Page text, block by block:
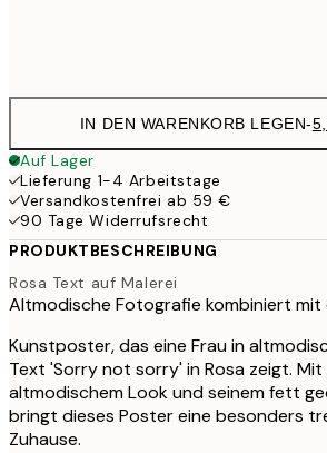
IN DEN WARENKORB LEGEN-
Auf Lager
Lieferung 1-4 Arbeitstage
Versandkostenfrei ab 59 €
90 Tage Widerrufsrecht
PRODUKTBESCHREIBUNG
Rosa Text auf Malerei
Altmodische Fotografie kombiniert mit
Kunstposter, das eine Frau in
Text 'Sorry not sorry' in Rosa zeigt. Mit
altmodischem Look und seinem fett
bringt dieses Poster eine besonders
Zuhause.